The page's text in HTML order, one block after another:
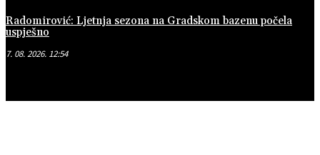
Radomirović: Ljetnja sezona na Gradskom bazenu počela
uspješno
7. 08. 2026. 12:54